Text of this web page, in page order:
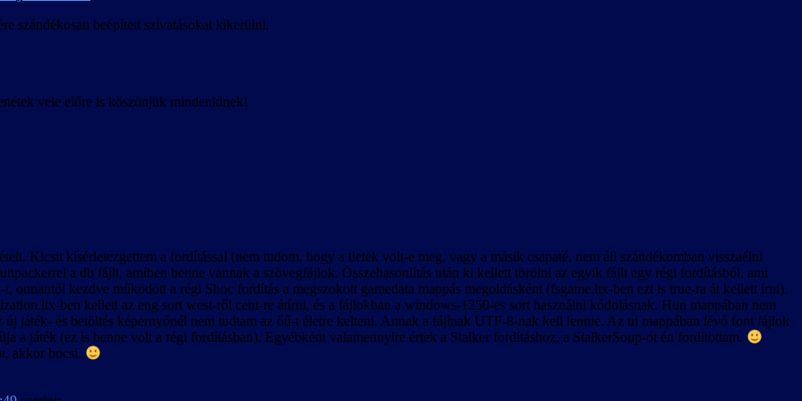
ellenére előfordulhatnak felirat-időzítési hibák bizonyos esetekben, különösen a rendszerindítás utáni első videó lejátszásakor.
és nem megfelelő viselkedését, a felirattal lejátszott videók közben az Esc billentyű le van tiltva, tehát (a játék bevezető videóját kivéve)
készült.
ás változattal is.
befolyásolja, de a betöltött játékban előfordulhatnak anomáliák a nevek körül is. Ennek oka valószínűleg az lehet, hogy az új játék
megszerzett rejtekhely-leírások belekerülnek a kimentett játékállásba. A szövegkészlet csak úgy lesz egységes, ha új játékot indítunk, és
szándékosan beépített szívatásokat kikerülni.
vele előre is köszönjük mindenkinek!
Kicsit kísérletezgettem a fordítással (nem tudom, hogy a tietek volt-e meg, vagy a másik csapaté, nem áll szándékomban visszaélni
a db fájlt, amiben benne vannak a szövegfájlok. Összehasonlítás után ki kellett törölni az egyik fájlt egy régi fordításból, ami
onnantól kezdve működött a régi Shoc fordítás a megszokott gamedata mappás megoldásként (fsgame.ltx-ben ezt is true-ra át kellett írni).
ben kellett az eng sort west-ről cent-re átírni, és a fájlokban a windows-1250-es sort használni kódolásnak. Hun mappában nem
játék- és betöltés képernyőnél nem tudtam az őű-t életre kelteni. Annak a fájlnak UTF-8-nak kell lennie. Az ui mappában lévő font fájlok
a játék (ez is benne volt a régi fordításban). Egyébként valamennyire értek a Stalker fordításhoz, a StalkerSoup-ot én fordítottam.
akkor bocsi.